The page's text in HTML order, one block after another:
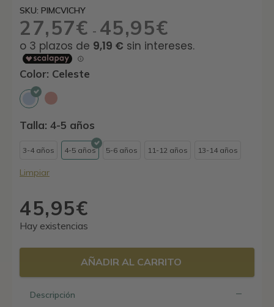
SKU: PIMCVICHY
27,57€ - 45,95€
de
Color: Celeste
Talla: 4-5 años
3-4 años 4-5 años 5-6 años 11-12 años 13-14 años
Limpiar
45,95€
Hay existencias
AÑADIR AL CARRITO
Descripción